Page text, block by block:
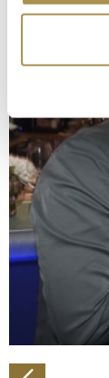
Erfahren Sie
verarbeitet
Abschnitt
Wir
zu können
analysieren.
Verwendung